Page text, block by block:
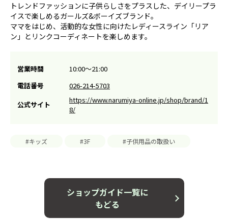
トレンドファッションに子供らしさをプラスした、デイリープラ
イスで楽しめるガールズ&ボーイズブランド。
ママをはじめ、活動的な女性に向けたレディースライン「リア
ン」とリンクコーディネートを楽しめます。
営業時間
10:00～21:00
電話番号
026-214-5703
公式サイト
https://www.narumiya-online.jp/shop/brand/1
8/
#キッズ #3F #子供用品の取扱い
ショップガイド一覧に
もどる